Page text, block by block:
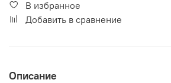
В избранное
Добавить в сравнение
Описание